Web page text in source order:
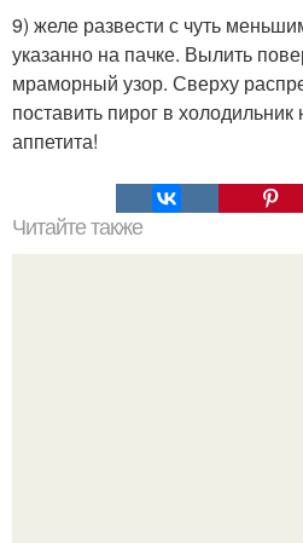
9) желе развести с чуть
указанно на пачке. Вылить
мраморный узор. Сверху
поставить пирог в
аппетита!
Читайте также